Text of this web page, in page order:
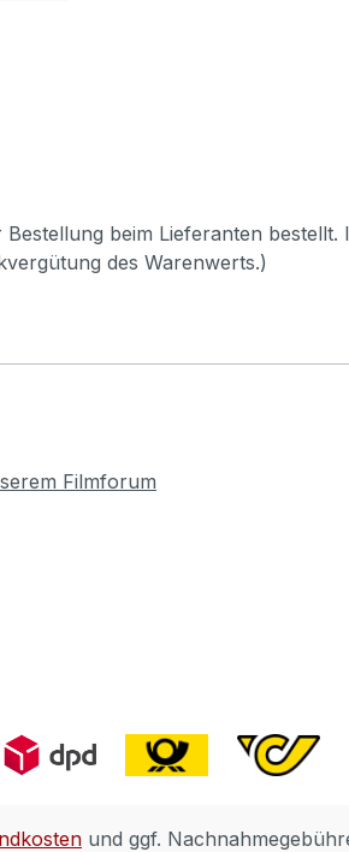
beim Lieferanten
des Warenwerts.)
Filmforum
und ggf.